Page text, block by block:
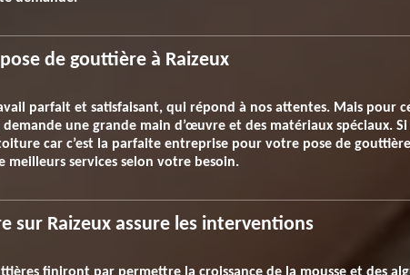
de gouttière à Raizeux
parfait et satisfaisant, qui répond à nos attentes. Mais pour
une grande main d’œuvre et des matériaux spéciaux. Si
car c’est la parfaite entreprise pour votre pose de
meilleurs services selon votre besoin.
sur Raizeux assure les interventions